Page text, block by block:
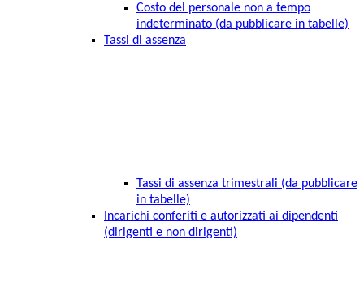
Costo del personale non a tempo
indeterminato (da pubblicare in tabelle)
Tassi di assenza
Tassi di assenza trimestrali (da pubblicare
in tabelle)
Incarichi conferiti e autorizzati ai dipendenti
(dirigenti e non dirigenti)